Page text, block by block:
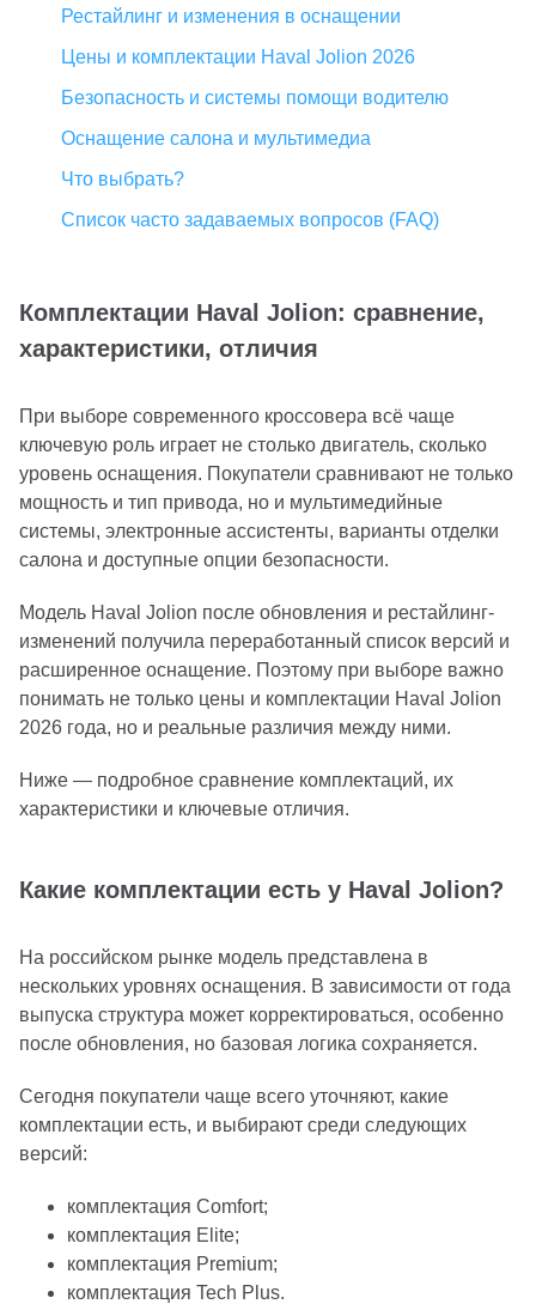
Рестайлинг и изменения в оснащении
Цены и комплектации Haval Jolion 2026
Безопасность и системы помощи водителю
Оснащение салона и мультимедиа
Что выбрать?
Список часто задаваемых вопросов (FAQ)
Комплектации Haval Jolion: сравнение,
характеристики, отличия
При выборе современного кроссовера всё чаще
ключевую роль играет не столько двигатель, сколько
уровень оснащения. Покупатели сравнивают не только
мощность и тип привода, но и мультимедийные
системы, электронные ассистенты, варианты отделки
салона и доступные опции безопасности.
Модель Haval Jolion после обновления и рестайлинг-
изменений получила переработанный список версий и
расширенное оснащение. Поэтому при выборе важно
понимать не только цены и комплектации Haval Jolion
2026 года, но и реальные различия между ними.
Ниже — подробное сравнение комплектаций, их
характеристики и ключевые отличия.
Какие комплектации есть у Haval Jolion?
На российском рынке модель представлена в
нескольких уровнях оснащения. В зависимости от года
выпуска структура может корректироваться, особенно
после обновления, но базовая логика сохраняется.
Сегодня покупатели чаще всего уточняют, какие
комплектации есть, и выбирают среди следующих
версий:
комплектация Comfort;
комплектация Elite;
комплектация Premium;
комплектация Tech Plus.